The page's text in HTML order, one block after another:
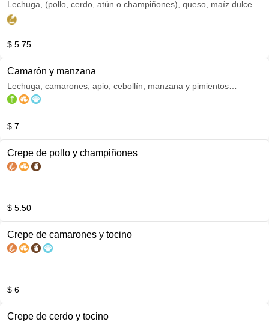
Lechuga, (pollo, cerdo, atún o champiñones), queso, maíz dulce,
cebolla, aceitunas, pimientos y pan tostado acompañados de
$ 5.75
Camarón y manzana
Lechuga, camarones, apio, cebollín, manzana y pimientos
acompañados de nuestra deliciosa mayonesa Flor de Azúcar.
$ 7
Crepe de pollo y champiñones
$ 5.50
Crepe de camarones y tocino
$ 6
Crepe de cerdo y tocino